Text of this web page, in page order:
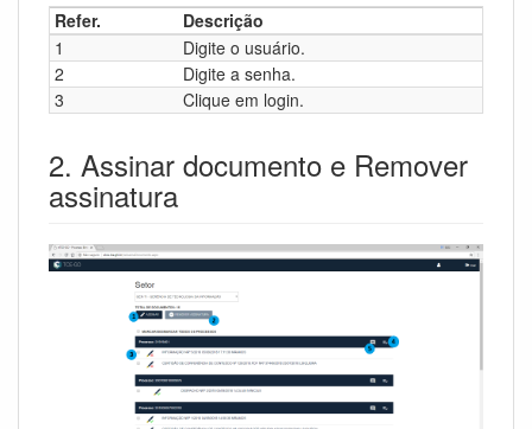
Refer.
Descrição
1
Digite o usuário.
2
Digite a senha.
3
Clique em login.
2. Assinar documento e Remover
assinatura